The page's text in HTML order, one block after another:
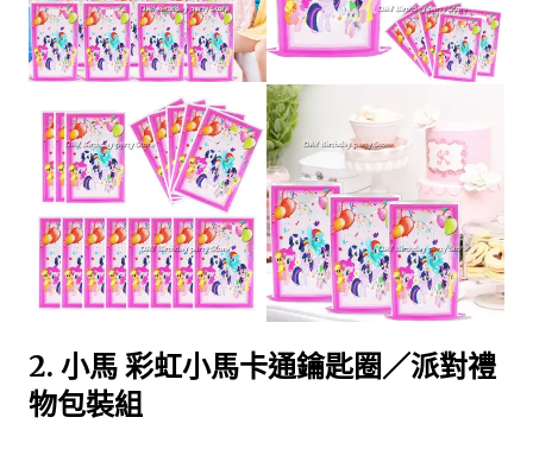
2. 小馬 彩虹小馬卡通鑰匙圈／派對禮
物包裝組